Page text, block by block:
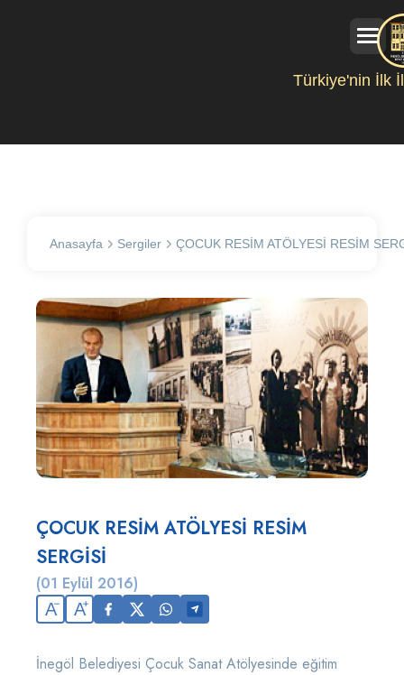
Türkiye'nin İlk
Anasayfa Sergiler ÇOCUK RESİM ATÖLYESİ RESİM
ÇOCUK RESİM ATÖLYESİ RESİM
SERGİSİ
(01 Eylül 2016)
A A
İnegöl Belediyesi Çocuk Sanat Atölyesinde eğitim